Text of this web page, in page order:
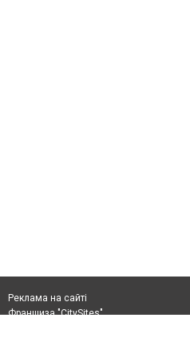
Реклама на сайті
Франшиза "CitySites"